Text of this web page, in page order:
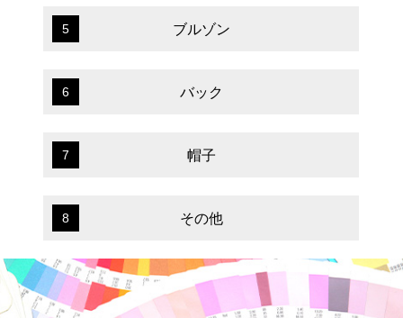
5 ブルゾン
6 バック
7 帽子
8 その他